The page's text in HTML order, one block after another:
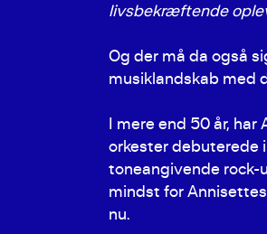
livsbekræftende
Og der må da også
musiklandskab med
I mere end 50 år,
orkester debuterede
toneangivende rock-
mindst for
nu.